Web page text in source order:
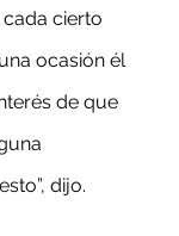
cierto
ocasión él
de que
dijo.